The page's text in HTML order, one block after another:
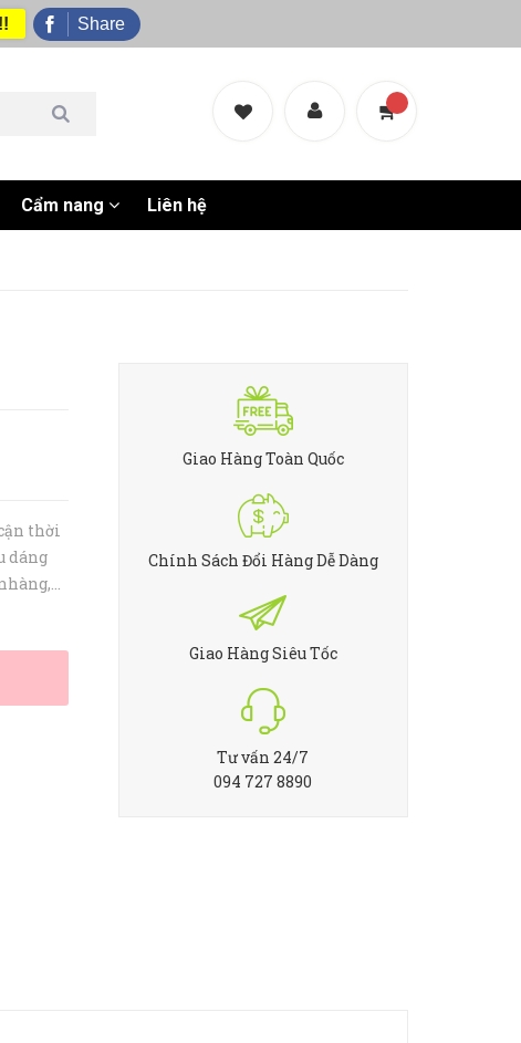
Cẩm nang Liên hệ
thời
dáng
hợp
Giao Hàng Toàn Quốc
Chính Sách Đổi Hàng Dễ Dàng
Giao Hàng Siêu Tốc
Tư vấn 24/7
094 727 8890
Share